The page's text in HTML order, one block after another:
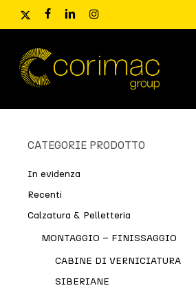
Skip
content
x-
facebooklinkedininstagram
Ricerca
prodotti
CATEGORIE PRODOTTO
In evidenza
Recenti
Calzatura & Pelletteria
MONTAGGIO – FINISSAGGIO
CABINE DI VERNICIATURA
SIBERIANE